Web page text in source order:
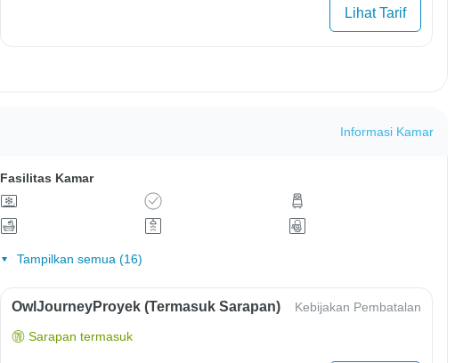
Lihat Tarif
Informasi Kamar
Fasilitas Kamar
Tampilkan semua (16)
OwlJourneyProyek (Termasuk Sarapan) Kebijakan Pembatalan
Sarapan termasuk